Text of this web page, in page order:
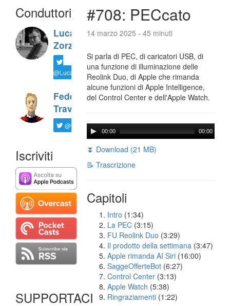
Conduttori
Luca
Zorzi
@LucaTNT
Federico
Travaini
@ftrava
Iscriviti
SUPPORTACI
#708: PECcato
14 marzo 2025 - 45 minuti
Si parla di PEC, di caricatori USB, di
una funzione di illuminazione delle
Reolink Duo, di Apple che rimanda
alcune funzioni di Apple Intelligence,
del Control Center e dell'Apple Watch.
00:00 00:00
⏬ Download (21 MB)
📝 Trascrizione
Capitoli
Intro (1:34)
La PEC (3:15)
FU Reolink Duo (3:29)
Il prodotto della settimana (3:47)
Apple rimanda AI Siri (16:00)
SaggeOfferteBot (6:27)
Control Center (3:13)
Apple Watch (5:38)
Ringraziamenti (1:22)